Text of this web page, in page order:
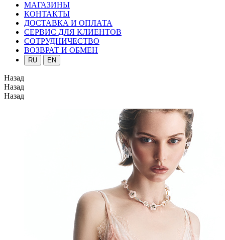
МАГАЗИНЫ
КОНТАКТЫ
ДОСТАВКА И ОПЛАТА
СЕРВИС ДЛЯ КЛИЕНТОВ
СОТРУДНИЧЕСТВО
ВОЗВРАТ И ОБМЕН
RU EN
Назад
Назад
Назад